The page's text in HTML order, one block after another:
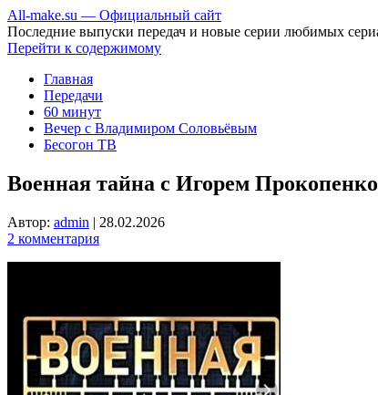
All-make.su — Официальный сайт
Последние выпуски передач и новые серии любимых
Перейти к содержимому
Главная
Передачи
60 минут
Вечер с Владимиром Соловьёвым
Бесогон ТВ
Военная тайна с Игорем Прокопенко
Автор: admin | 28.02.2026
2 комментария